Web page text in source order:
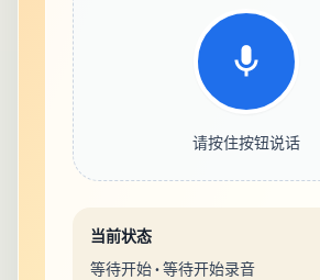
请按住按钮说话
当前状态
等待开始 · 等待开始录音